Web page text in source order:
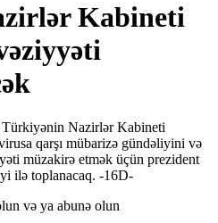
Kabineti
Nazirlər Kabineti
qarşı mübarizə gündəliyini və
müzakirə etmək üçün prezident
ilə toplanacaq. -16D-
və ya abunə olun